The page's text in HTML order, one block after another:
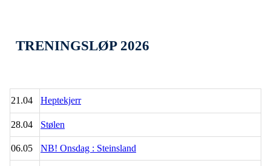
TRENINGSLØP 2026
21.04 Heptekjerr
28.04 Stølen
06.05 NB! Onsdag : Steinsland